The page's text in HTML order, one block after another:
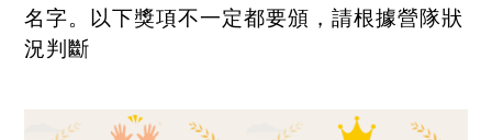
名字。以下獎項不一定都要頒，請根據營隊狀
況判斷